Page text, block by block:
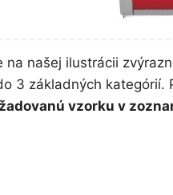
našej ilustrácii
3 základných kategórií.
vzorku v